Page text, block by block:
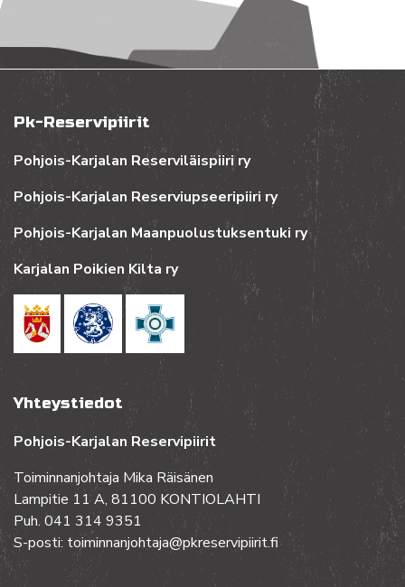
Pk-Reservipiirit
Pohjois-Karjalan Reserviläispiiri ry
Pohjois-Karjalan Reserviupseeripiiri ry
Pohjois-Karjalan Maanpuolustuksentuki ry
Karjalan Poikien Kilta ry
Yhteystiedot
Pohjois-Karjalan Reservipiirit
Toiminnanjohtaja Mika Räisänen
Lampitie 11 A, 81100 KONTIOLAHTI
Puh. 041 314 9351
S-posti: toiminnanjohtaja@pkreservipiirit.fi